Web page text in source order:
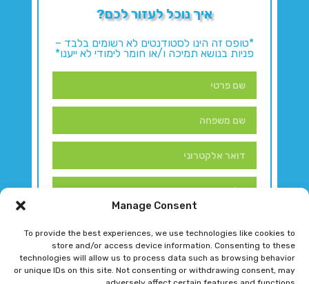
Manage Consent
To provide the best experiences, we use technologies like cookies to
store and/or access device information. Consenting to these
technologies will allow us to process data such as browsing behavior
or unique IDs on this site. Not consenting or withdrawing consent, may
איך נוכל לעזור לכם?
*טופס זה הינו לסטודנטים לא רשומים בלבד –
פניות בנושא תמיכה ו/או חומר לימודי לא ייענו*